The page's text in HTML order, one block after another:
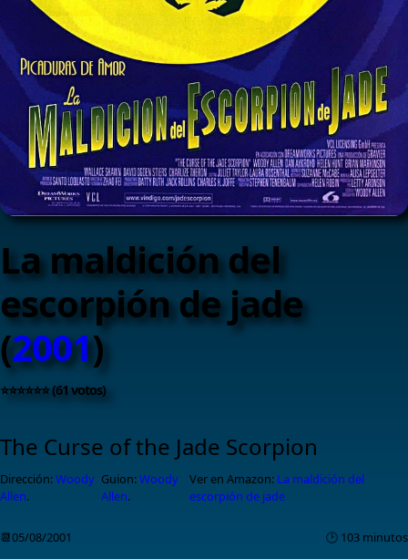
La maldición del
escorpión de jade
(2001)
⭐⭐⭐⭐⭐⭐ (61 votos)
The Curse of the Jade Scorpion
Dirección:Woody
Allen.
Guion:Woody
Allen.
Ver en Amazon: La maldición del
escorpión de jade
📆05/08/2001 🕑 103 minutos